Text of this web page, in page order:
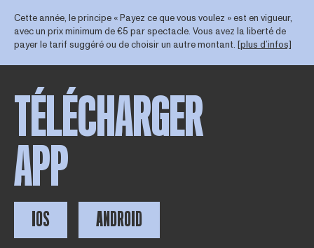
Cette année, le principe « Payez ce que vous voulez » est en vigueur,
avec un prix minimum de €5 par spectacle. Vous avez la liberté de
payer le tarif suggéré ou de choisir un autre montant. [plus d’infos]
TÉLÉCHARGER
APP
IOS ANDROID